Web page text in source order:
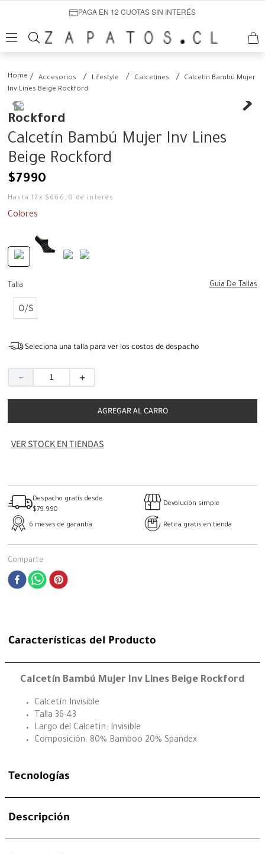
PAGA EN 12 CUOTAS SIN INTERÉS
Accesorios Lifestyle Calcetines
Calcetín Bambú Mujer
Inv Lines Beige Rockford
Rockford
Calcetín Bambú Mujer Inv Lines
Beige Rockford
$7990
Hasta12 x $ 666 ,0 de interés
Colores
Talla Guia De Tallas
O/S
Seleciona una talla para ver los costos de despacho
＋
－
AGREGAR AL CARRO
VER STOCK EN TIENDAS
Despacho gratis desde
$79.990
Devolución simple
6 meses de garantía Retira gratis en tienda
Comparte
Características del Producto
Calcetín Bambú Mujer Inv Lines Beige Rockford
Calcetín Invisible
Talla 36-43
Largo del Calcetín: Invisible
Composición: 80% Bamboo 20% Spandex
Tecnologías
Descripción